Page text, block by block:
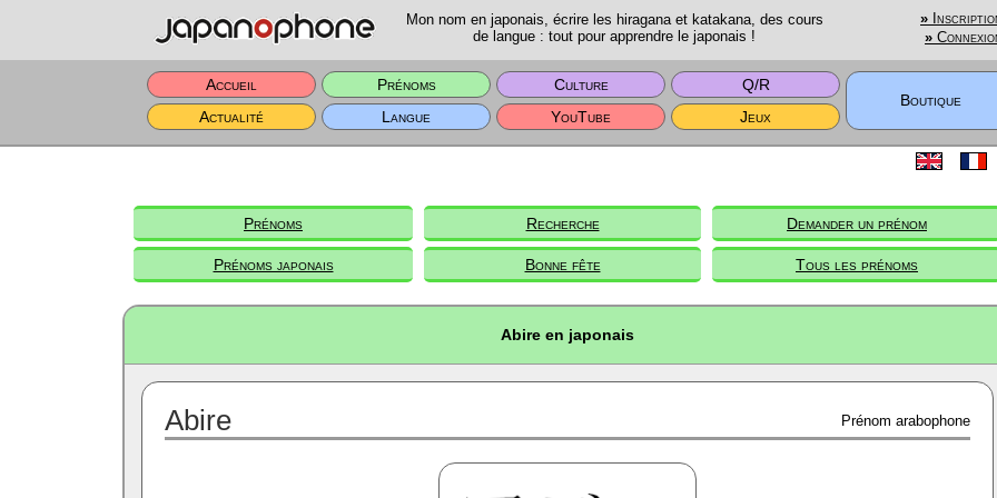
Mon nom en japonais, écrire les hiragana et katakana, des cours
de langue : tout pour apprendre le japonais !
»
»
Accueil Prénoms Culture
Q/R
Boutique
Actualité
Langue YouTube Jeux
Prénoms Recherche Demander un prénom
Prénoms japonais Bonne fête Tous les prénoms
Abire en japonais
Abire Prénom arabophone